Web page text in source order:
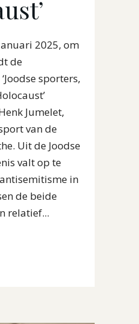
2025, om
de
sporters,
Jumelet,
van de
Uit de Joodse
valt op te
in
de beide
relatief...